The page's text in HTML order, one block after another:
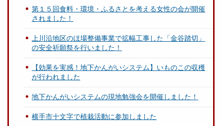
第１５回食料・環境・ふるさとを考える女性の会が開催
されました！
上川沿地区のほ場整備事業で拡幅工事した「金谷踏切」
の安全祈願祭を行いました！
【効果を実感！地下かんがいシステム】いものこの収穫
が行われました
地下かんがいシステムの現地勉強会を開催しました！
横手市十文字で植栽活動に参加しました